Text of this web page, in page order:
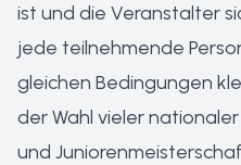
ist und die Veranstalter
jede teilnehmende
gleichen Bedingungen
der Wahl vieler
und